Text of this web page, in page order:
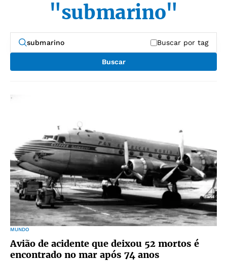
"submarino"
Buscar por tag
Buscar
MUNDO
Avião de acidente que deixou 52 mortos é
encontrado no mar após 74 anos